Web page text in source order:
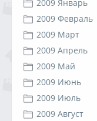
2009 Январь
2009 Февраль
2009 Март
2009 Апрель
2009 Май
2009 Июнь
2009 Июль
2009 Август